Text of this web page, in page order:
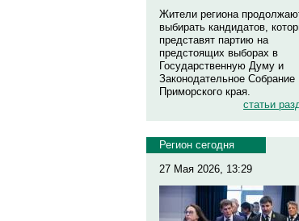
Жители региона
выбирать кандидатов,
представят партию на
предстоящих выборах в
Государственную Думу и
Законодательное Собрание
Приморского края.
статьи
Регион сегодня
27 Мая 2026, 13:29